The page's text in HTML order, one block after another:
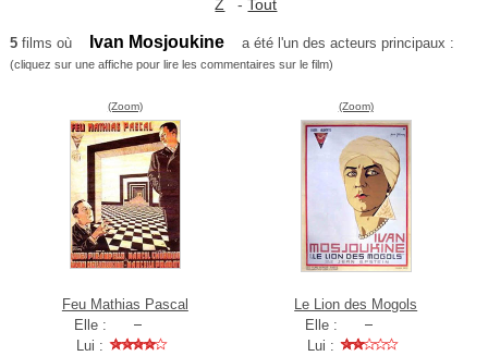
Z -Tout
5films où Ivan Mosjoukine a été l'un des acteurs principaux :
(cliquez sur une affiche pour lire les commentaires sur le film)
(Zoom)
Feu Mathias Pascal
Elle :
Lui :
(Zoom)
Le Lion des Mogols
Elle :
Lui :